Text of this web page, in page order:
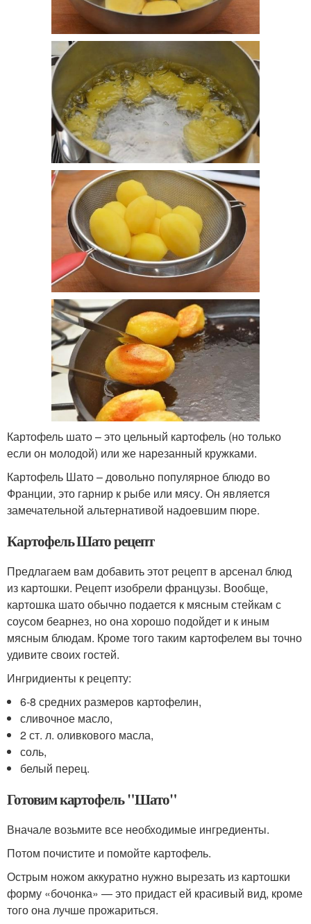
Картофель шато – это цельный картофель (но только
если он молодой) или же нарезанный кружками.
Картофель Шато – довольно популярное блюдо во
Франции, это гарнир к рыбе или мясу. Он является
замечательной альтернативой надоевшим пюре.
Картофель Шато рецепт
Предлагаем вам добавить этот рецепт в арсенал блюд
из картошки. Рецепт изобрели французы. Вообще,
картошка шато обычно подается к мясным стейкам с
соусом беарнез, но она хорошо подойдет и к иным
мясным блюдам. Кроме того таким картофелем вы точно
удивите своих гостей.
Ингридиенты к рецепту:
6-8 средних размеров картофелин,
сливочное масло,
2 ст. л. оливкового масла,
соль,
белый перец.
Готовим картофель "Шато"
Вначале возьмите все необходимые ингредиенты.
Потом почистите и помойте картофель.
Острым ножом аккуратно нужно вырезать из картошки
форму «бочонка» — это придаст ей красивый вид, кроме
того она лучше прожариться.